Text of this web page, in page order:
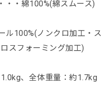
・・綿100%(綿スムース)
ル100%(ノンクロ加工・ス
スフォーミング加工)
、全体重量：約1.7kg